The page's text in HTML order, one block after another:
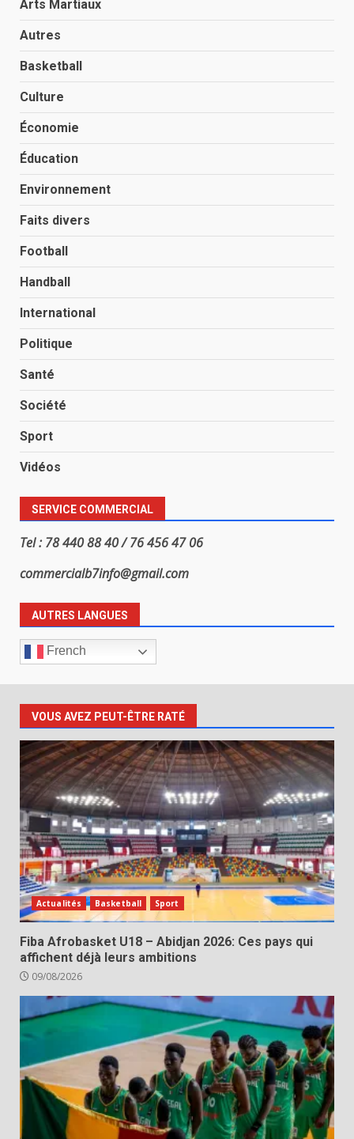
Arts Martiaux
Autres
Basketball
Culture
Économie
Éducation
Environnement
Faits divers
Football
Handball
International
Politique
Santé
Société
Sport
Vidéos
SERVICE COMMERCIAL
Tel : 78 440 88 40 / 76 456 47 06
commercialb7info@gmail.com
AUTRES LANGUES
French
VOUS AVEZ PEUT-ÊTRE RATÉ
Actualités Basketball Sport
Fiba Afrobasket U18 – Abidjan 2026: Ces pays qui
affichent déjà leurs ambitions
09/08/2026